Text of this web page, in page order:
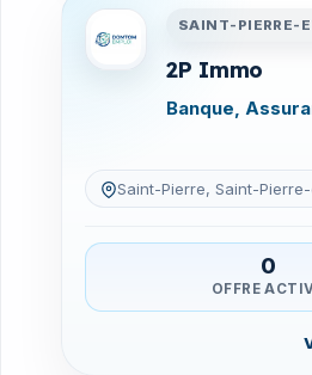
SAINT-PIERRE-
2P Immo
Banque,
Saint-Pierre, Saint-
0
OFFRE